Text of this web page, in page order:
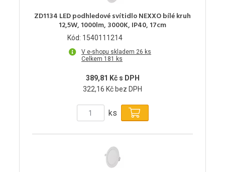
ZD1134 LED podhledové svítidlo NEXXO bílé kruh
12,5W, 1000lm, 3000K, IP40, 17cm
Kód: 1540111214
V e-shopu skladem 26 ks
Celkem 181 ks
389,81 Kč s DPH
322,16 Kč bez DPH
ks